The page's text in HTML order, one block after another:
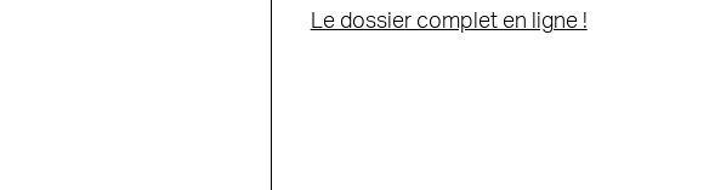
Le dossier complet en ligne !